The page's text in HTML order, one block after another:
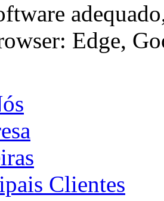
adequado,
Edge,
Clientes